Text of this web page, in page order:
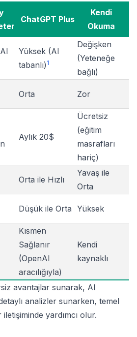
ChatGPT Plus
Kendi
Okuma
Yüksek (AI
tabanlı) 1
Değişken
(Yeteneğe
bağlı)
Orta Zor
Aylık 20$
Ücretsiz
(eğitim
masrafları
hariç)
Orta ile Hızlı
Yavaş ile
Orta
Düşük ile Orta Yüksek
Kısmen
Sağlanır
(OpenAI
aracılığıyla)
Kendi
kaynaklı
avantajlar sunarak, AI
analizler sunarken, temel
yardımcı olur.